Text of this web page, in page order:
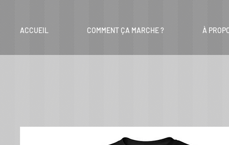
ACCUEIL COMMENT ÇA MARCHE ? À